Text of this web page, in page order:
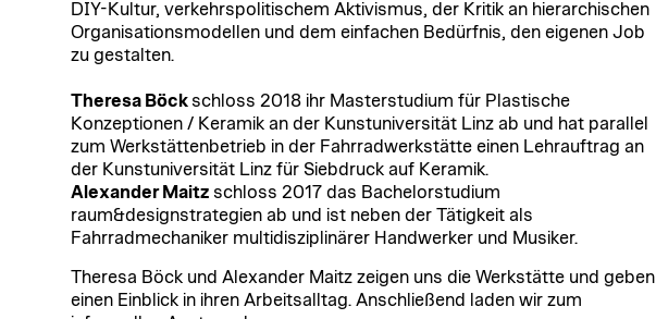
DIY-Kultur, verkehrspolitischem Aktivismus, der Kritik an hierarchischen
Organisationsmodellen und dem einfachen Bedürfnis, den eigenen Job
zu gestalten.
Theresa Böck schloss 2018 ihr Masterstudium für Plastische
Konzeptionen / Keramik an der Kunstuniversität Linz ab und hat parallel
zum Werkstättenbetrieb in der Fahrradwerkstätte einen Lehrauftrag an
der Kunstuniversität Linz für Siebdruck auf Keramik.
Alexander Maitzschloss 2017 das Bachelorstudium
raum&designstrategien ab und ist neben der Tätigkeit als
Fahrradmechaniker multidisziplinärer Handwerker und Musiker.
Theresa Böck und Alexander Maitz zeigen uns die Werkstätte und geben
einen Einblick in ihren Arbeitsalltag. Anschließend laden wir zum